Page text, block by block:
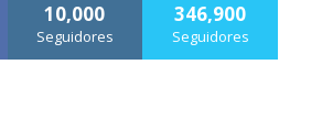
10,000
Seguidores
346,900
Seguidores